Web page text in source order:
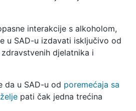
interakcije s alkoholom,
u SAD-u izdavati isključivo od
djelatnika i
da u SAD-u od poremećaja sa
pati čak jedna trećina